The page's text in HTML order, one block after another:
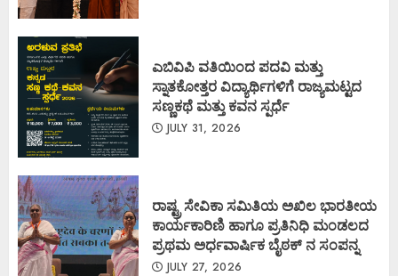
ಎಬಿವಿಪಿ ವತಿಯಿಂದ ಪದವಿ ಮತ್ತು
ಸ್ನಾತಕೋತ್ತರ ವಿದ್ಯಾರ್ಥಿಗಳಿಗೆ ರಾಜ್ಯಮಟ್ಟದ
ಸಣ್ಣಕಥೆ ಮತ್ತು ಕವನ ಸ್ಪರ್ಧೆ
JULY 31, 2026
ರಾಷ್ಟ್ರ ಸೇವಿಕಾ ಸಮಿತಿಯ ಅಖಿಲ ಭಾರತೀಯ
ಕಾರ್ಯಕಾರಿಣಿ ಹಾಗೂ ಪ್ರತಿನಿಧಿ ಮಂಡಲದ
ಪ್ರಥಮ ಅರ್ಧವಾರ್ಷಿಕ ಬೈಠಕ್ ನ ಸಂಪನ್ನ
JULY 27, 2026